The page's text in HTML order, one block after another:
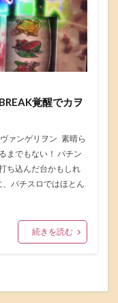
覚醒でカヲ
ァンゲリヲン 素晴ら
までもない！ パチン
ち込んだ台かもしれ
パチスロではほとん
続きを読む